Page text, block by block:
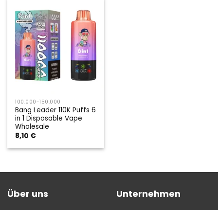
100.000-150.000
Bang Leader 110K Puffs 6
in 1 Disposable Vape
Wholesale
8,10 €
Über uns Unternehmen